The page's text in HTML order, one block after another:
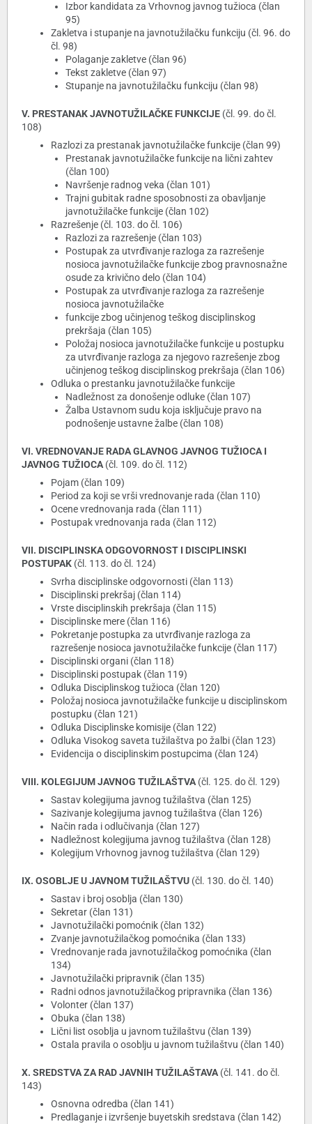
Izbor kandidata za Vrhovnog javnog tužioca (član
95)
Zakletva i stupanje na javnotužilačku funkciju (čl. 96. do
čl. 98)
Polaganje zakletve (član 96)
Tekst zakletve (član 97)
Stupanje na javnotužilačku funkciju (član 98)
V. PRESTANAK JAVNOTUŽILAČKE FUNKCIJE (čl. 99. do čl.
108)
Razlozi za prestanak javnotužilačke funkcije (član 99)
Prestanak javnotužilačke funkcije na lični zahtev
(član 100)
Navršenje radnog veka (član 101)
Trajni gubitak radne sposobnosti za obavljanje
javnotužilačke funkcije (član 102)
Razrešenje (čl. 103. do čl. 106)
Razlozi za razrešenje (član 103)
Postupak za utvrđivanje razloga za razrešenje
nosioca javnotužilačke funkcije zbog pravnosnažne
osude za krivično delo (član 104)
Postupak za utvrđivanje razloga za razrešenje
nosioca javnotužilačke
funkcije zbog učinjenog teškog disciplinskog
prekršaja (član 105)
Položaj nosioca javnotužilačke funkcije u postupku
za utvrđivanje razloga za njegovo razrešenje zbog
učinjenog teškog disciplinskog prekršaja (član 106)
Odluka o prestanku javnotužilačke funkcije
Nadležnost za donošenje odluke (član 107)
Žalba Ustavnom sudu koja isključuje pravo na
podnošenje ustavne žalbe (član 108)
VI. VREDNOVANJE RADA GLAVNOG JAVNOG TUŽIOCA I
JAVNOG TUŽIOCA(čl. 109. do čl. 112)
Pojam (član 109)
Period za koji se vrši vrednovanje rada (član 110)
Ocene vrednovanja rada (član 111)
Postupak vrednovanja rada (član 112)
VII. DISCIPLINSKA ODGOVORNOST I DISCIPLINSKI
POSTUPAK (čl. 113. do čl. 124)
Svrha disciplinske odgovornosti (član 113)
Disciplinski prekršaj (član 114)
Vrste disciplinskih prekršaja (član 115)
Disciplinske mere (član 116)
Pokretanje postupka za utvrđivanje razloga za
razrešenje nosioca javnotužilačke funkcije (član 117)
Disciplinski organi (član 118)
Disciplinski postupak (član 119)
Odluka Disciplinskog tužioca (član 120)
Položaj nosioca javnotužilačke funkcije u disciplinskom
postupku (član 121)
Odluka Disciplinske komisije (član 122)
Odluka Visokog saveta tužilaštva po žalbi (član 123)
Evidencija o disciplinskim postupcima (član 124)
VIII. KOLEGIJUM JAVNOG TUŽILAŠTVA(čl. 125. do čl. 129)
Sastav kolegijuma javnog tužilaštva (član 125)
Sazivanje kolegijuma javnog tužilaštva (član 126)
Način rada i odlučivanja (član 127)
Nadležnost kolegijuma javnog tužilaštva (član 128)
Kolegijum Vrhovnog javnog tužilaštva (član 129)
IX. OSOBLJE U JAVNOM TUŽILAŠTVU (čl. 130. do čl. 140)
Sastav i broj osoblja (član 130)
Sekretar (član 131)
Javnotužilački pomoćnik (član 132)
Zvanje javnotužilačkog pomoćnika (član 133)
Vrednovanje rada javnotužilačkog pomoćnika (član
134)
Javnotužilački pripravnik (član 135)
Radni odnos javnotužilačkog pripravnika (član 136)
Volonter (član 137)
Obuka (član 138)
Lični list osoblja u javnom tužilaštvu (član 139)
Ostala pravila o osoblju u javnom tužilaštvu (član 140)
X. SREDSTVA ZA RAD JAVNIH TUŽILAŠTAVA(čl. 141. do čl.
143)
Osnovna odredba (član 141)
Predlaganje i izvršenje buyetskih sredstava (član 142)